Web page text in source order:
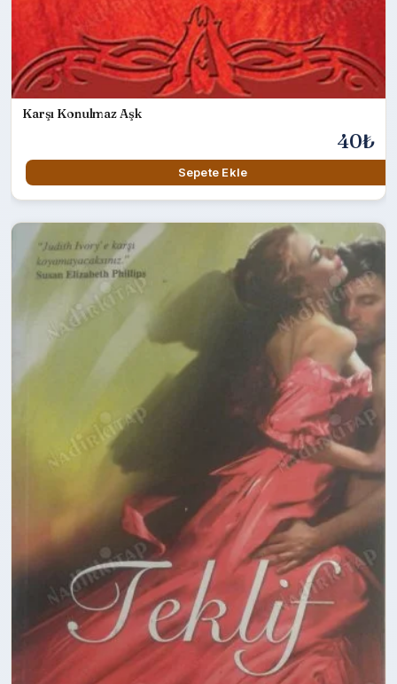
Karşı Konulmaz Aşk
40₺
Sepete Ekle